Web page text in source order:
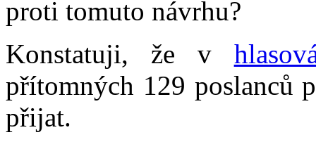
proti tomuto návrhu?
Konstatuji, že v
přítomných 129 poslanců
přijat.